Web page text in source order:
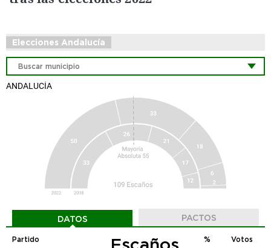
Elecciones Andalucía
ANDALUCÍA
DATOS PACTOS
Partido % Votos